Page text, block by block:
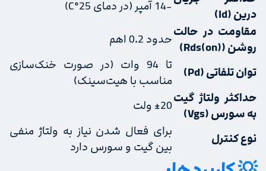
درین (Id)
-14 آمپر (در دمای 25°C)
مقاومت در حالت
روشن (Rds(on))
حدود 0.2 اهم
توان تلفاتی (Pd)
تا 94 وات (در صورت خنک‌سازی
مناسب با هیت‌سینک)
حداکثر ولتاژ گیت
به سورس (Vgs)
±20 ولت
نوع کنترل
برای فعال شدن نیاز به ولتاژ منفی
بین گیت و سورس دارد